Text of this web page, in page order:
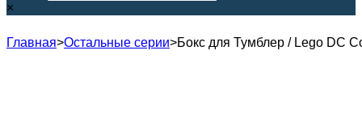
×
Главная>Остальные серии>Бокс для Тумблер / Lego DC